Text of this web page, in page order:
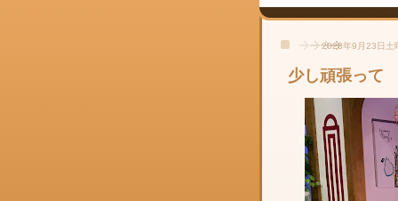
2023年9月23日土
少し頑張って